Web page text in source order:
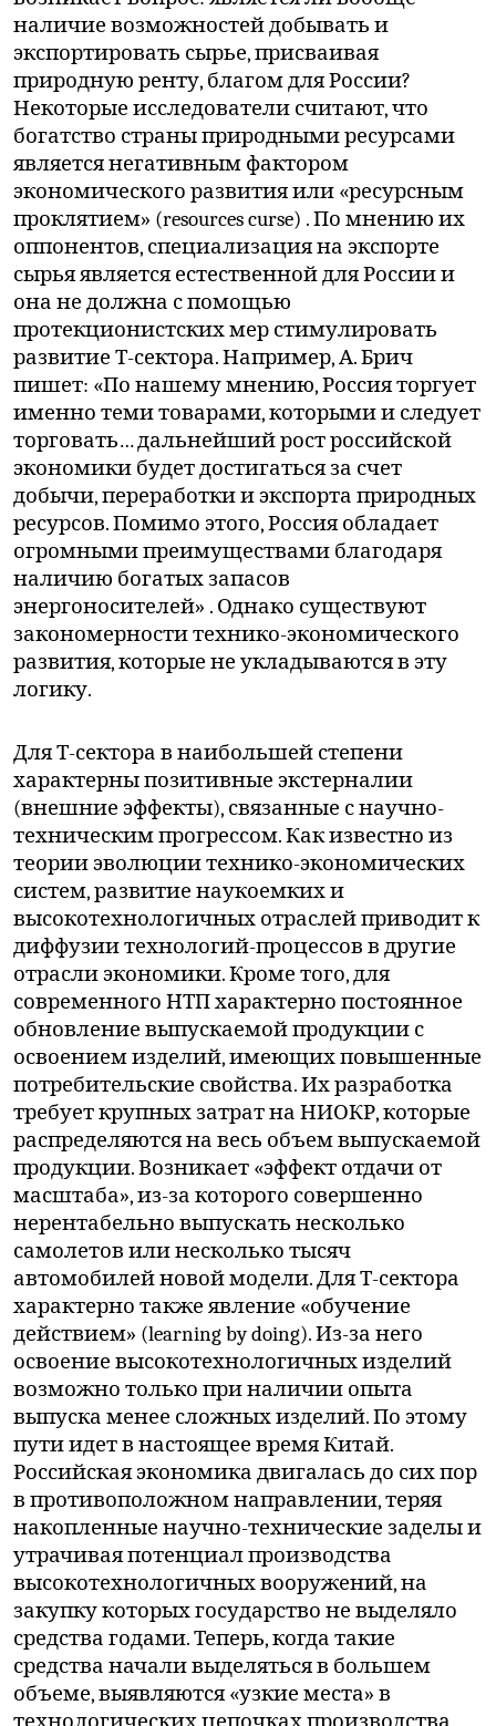
наличие возможностей добывать и
экспортировать сырье, присваивая
природную ренту, благом для России?
Некоторые исследователи считают, что
богатство страны природными ресурсами
является негативным фактором
экономического развития или «ресурсным
проклятием» (resources curse) . По мнению их
оппонентов, специализация на экспорте
сырья является естественной для России и
она не должна с помощью
протекционистских мер стимулировать
развитие Т-сектора. Например, А. Брич
пишет: «По нашему мнению, Россия торгует
именно теми товарами, которыми и следует
торговать… дальнейший рост российской
экономики будет достигаться за счет
добычи, переработки и экспорта природных
ресурсов. Помимо этого, Россия обладает
огромными преимуществами благодаря
наличию богатых запасов
энергоносителей» . Однако существуют
закономерности технико-экономического
развития, которые не укладываются в эту
логику.
Для Т-сектора в наибольшей степени
характерны позитивные экстерналии
(внешние эффекты), связанные с научно-
техническим прогрессом. Как известно из
теории эволюции технико-экономических
систем, развитие наукоемких и
высокотехнологичных отраслей приводит к
диффузии технологий-процессов в другие
отрасли экономики. Кроме того, для
современного НТП характерно постоянное
обновление выпускаемой продукции с
освоением изделий, имеющих повышенные
потребительские свойства. Их разработка
требует крупных затрат на НИОКР, которые
распределяются на весь объем выпускаемой
продукции. Возникает «эффект отдачи от
масштаба», из-за которого совершенно
нерентабельно выпускать несколько
самолетов или несколько тысяч
автомобилей новой модели. Для Т-сектора
характерно также явление «обучение
действием» (learning by doing). Из-за него
освоение высокотехнологичных изделий
возможно только при наличии опыта
выпуска менее сложных изделий. По этому
пути идет в настоящее время Китай.
Российская экономика двигалась до сих пор
в противоположном направлении, теряя
накопленные научно-технические заделы и
утрачивая потенциал производства
высокотехнологичных вооружений, на
закупку которых государство не выделяло
средства годами. Теперь, когда такие
средства начали выделяться в большем
объеме, выявляются «узкие места» в
технологических цепочках производства